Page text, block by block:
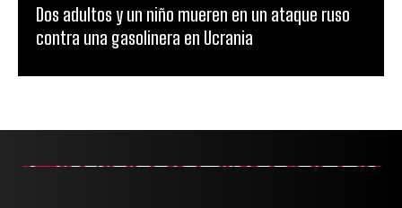
Dos adultos y un niño mueren en un ataque ruso
contra una gasolinera en Ucrania